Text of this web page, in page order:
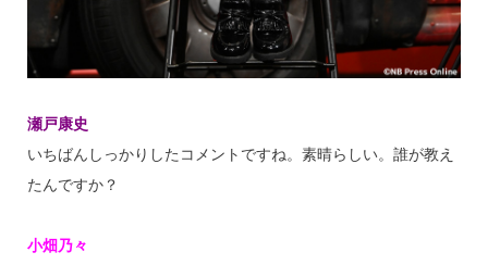
瀬戸康史
いちばんしっかりしたコメントですね。素晴らしい。誰が教え
たんですか？
小畑乃々